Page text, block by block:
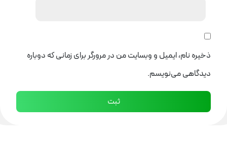
ذخیره نام، ایمیل و وبسایت من در مرورگر برای زمانی که دوباره
دیدگاهی می‌نویسم.